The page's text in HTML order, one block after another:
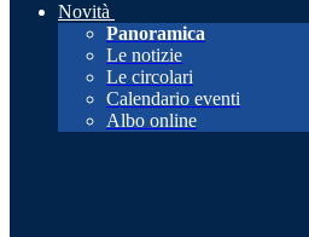
Novità
Panoramica
Le notizie
Le circolari
Calendario eventi
Albo online